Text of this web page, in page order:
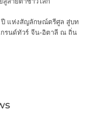
ปี แห่งสัญลักษณ์ตรีศูล สู่บท
รนด์ทัวร์ จีน-อิตาลี ณ ถิ่น